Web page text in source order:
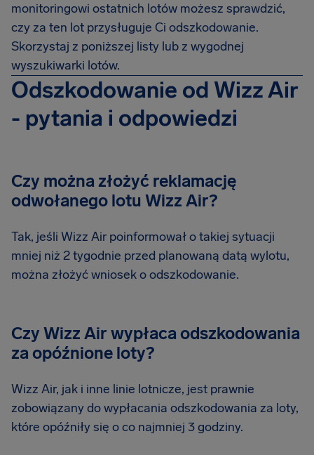
monitoringowi ostatnich lotów możesz sprawdzić,
czy za ten lot przysługuje Ci odszkodowanie.
Skorzystaj z poniższej listy lub z wygodnej
wyszukiwarki lotów.
Odszkodowanie od Wizz Air
- pytania i odpowiedzi
Czy można złożyć reklamację
odwołanego lotu Wizz Air?
Tak, jeśli Wizz Air poinformował o takiej sytuacji
mniej niż 2 tygodnie przed planowaną datą wylotu,
można złożyć wniosek o odszkodowanie.
Czy Wizz Air wypłaca odszkodowania
za opóźnione loty?
Wizz Air, jak i inne linie lotnicze, jest prawnie
zobowiązany do wypłacania odszkodowania za loty,
które opóźniły się o co najmniej 3 godziny.